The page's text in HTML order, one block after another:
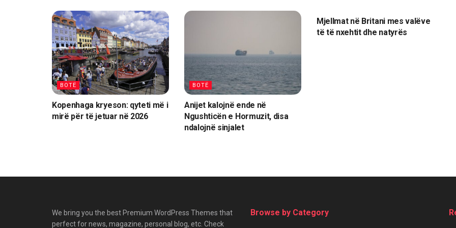
BOTË
Kopenhaga kryeson: qyteti më i
mirë për të jetuar në 2026
BOTË
Anijet kalojnë ende në
Ngushticën e Hormuzit, disa
ndalojnë sinjalet
Mjellmat në Britani mes valëve
të të nxehtit dhe natyrës
We bring you the best Premium WordPress Themes that
perfect for news, magazine, personal blog, etc. Check
Browse by Category